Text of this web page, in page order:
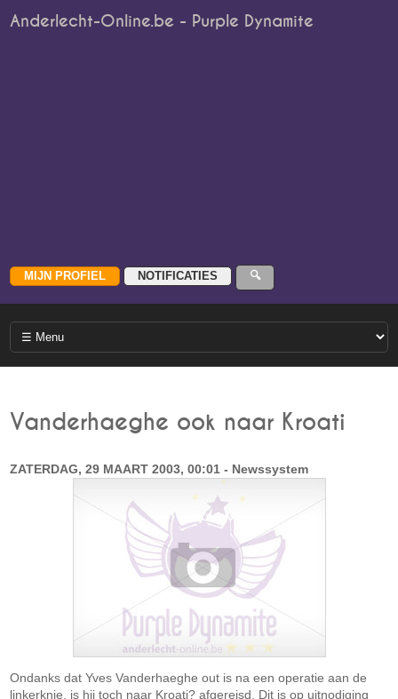
Anderlecht-Online.be - Purple Dynamite
Vanderhaeghe ook naar Kroati
ZATERDAG, 29 MAART 2003, 00:01 - Newssystem
Ondanks dat Yves Vanderhaeghe out is na een operatie aan de
linkerknie, is hij toch naar Kroati? afgereisd. Dit is op uitnodiging